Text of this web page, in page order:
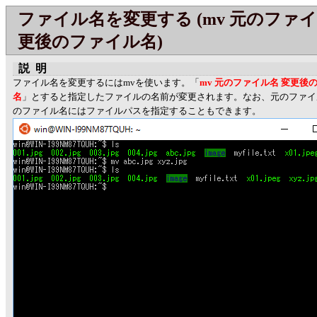
ファイル名を変更する (mv 元のファ
更後のファイル名)
説明
ファイル名を変更するにはmvを使います。「 mv 元のファイル名 変更後
名 」とすると指定したファイルの名前が変更されます。なお、元のファ
のファイル名にはファイルパスを指定することもできます。